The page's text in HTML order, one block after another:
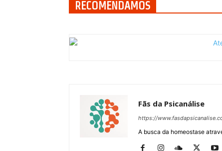
RECOMENDAMOS
Fãs da Psicanálise
https://
A busca da homeostase